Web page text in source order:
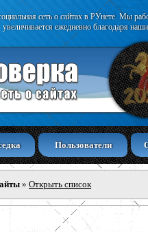
сеть о сайтах в РУнете. Мы
увеличивается ежедневно благодаря
Пользователи
» Открыть список